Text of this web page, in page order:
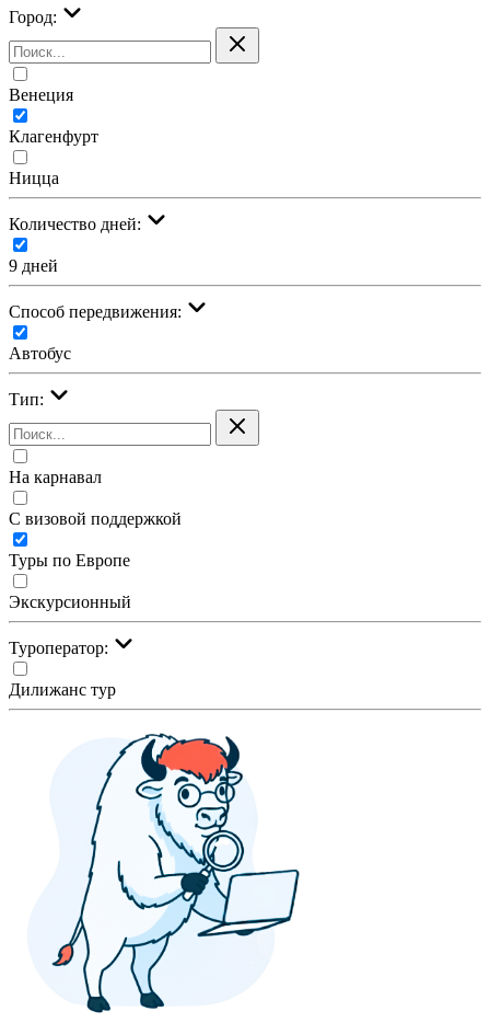
Город:
Венеция
Клагенфурт
Ницца
Количество дней:
9 дней
Cпособ передвижения:
Автобус
Тип:
На карнавал
С визовой поддержкой
Туры по Европе
Экскурсионный
Туроператор:
Дилижанс тур